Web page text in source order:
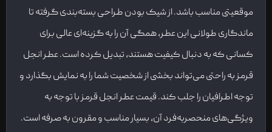
موقعیتی مناسب باشد. از شیک بودن طراحی بسته‌بندی گرفته تا
ماندگاری طولانی این عطر، همگی آن را به گزینه‌ای عالی برای
کسانی که به دنبال کیفیت هستند، تبدیل کرده است. عطر انجل
قرمز به راحتی می‌تواند بخشی از شخصیت شما را به نمایش بگذارد و
توجه اطرافیان را جلب کند. قیمت عطر انجل قرمز با توجه به
ویژگی‌های منحصربه‌فرد آن، بسیار مناسب و مقرون به صرفه است.